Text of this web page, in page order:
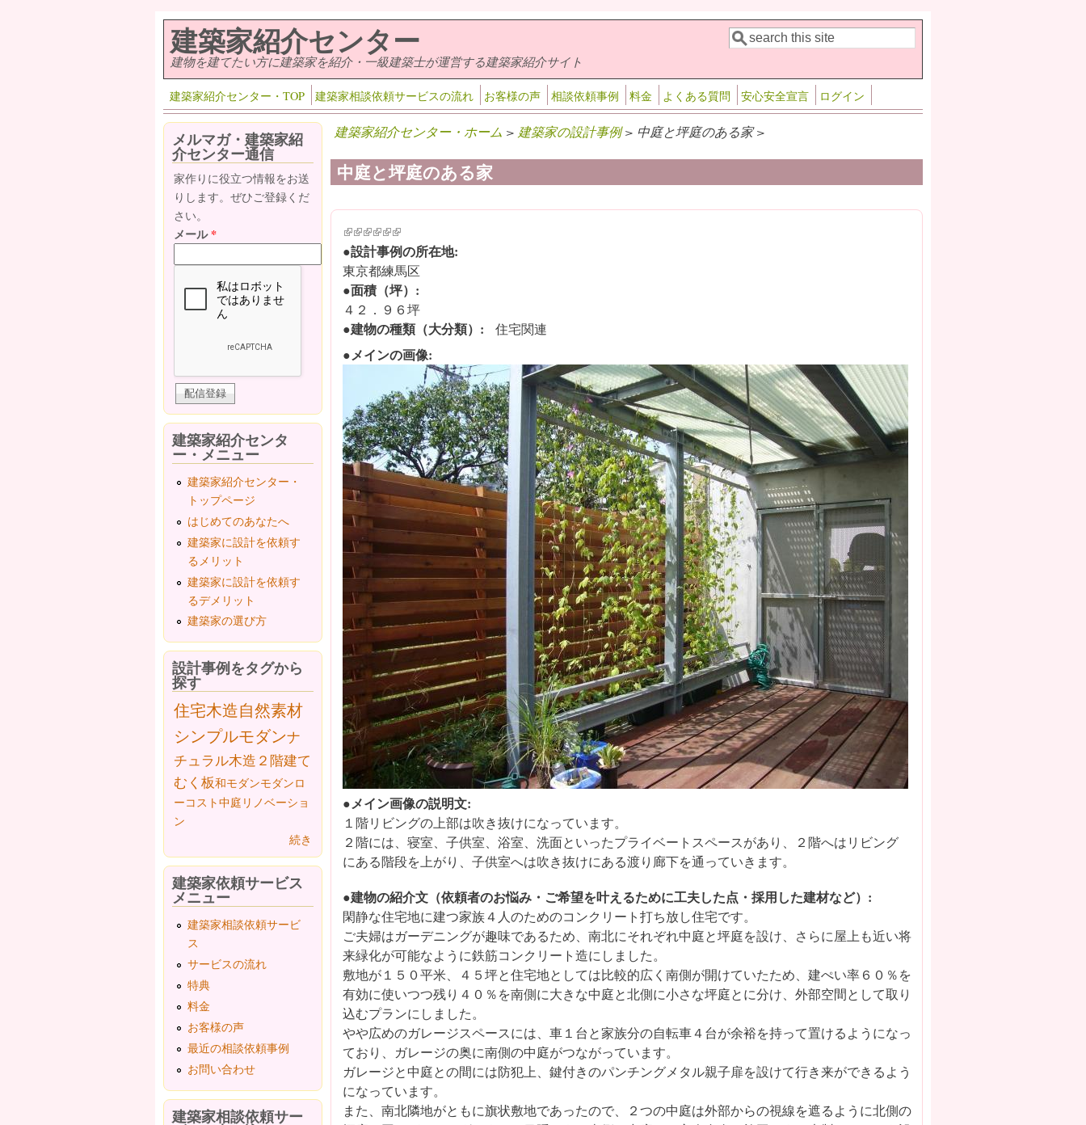
建築家紹介センター
建物を建てたい方に建築家を紹介・一級建築士が運営する建築家紹介サイト 検索フォーム
検索
建築家紹介センター・TOP 建築家相談依頼サービスの流れ お客様の声 相談依頼事例 料金 よくある質問 安心安全宣言 ログイン
建築家紹介センター・ホーム > 建築家の設計事例> 中庭と坪庭のある家 >
中庭と坪庭のある家
(link is external)
(link is external)
(link is external)
(link is external)
(link is external)
(link is external)
●設計事例の所在地:
東京都練馬区
●面積（坪）:
４２．９６坪
●建物の種類（大分類）: 住宅関連
●メインの画像:
●メイン画像の説明文:
１階リビングの上部は吹き抜けになっています。
２階には、寝室、子供室、浴室、洗面といったプライベートスペースがあり、２階へはリビング
にある階段を上がり、子供室へは吹き抜けにある渡り廊下を通っていきます。
●建物の紹介文（依頼者のお悩み・ご希望を叶えるために工夫した点・採用した建材など）:
閑静な住宅地に建つ家族４人のためのコンクリート打ち放し住宅です。
ご夫婦はガーデニングが趣味であるため、南北にそれぞれ中庭と坪庭を設け、さらに屋上も近い将
来緑化が可能なように鉄筋コンクリート造にしました。
敷地が１５０平米、４５坪と住宅地としては比較的広く南側が開けていたため、建ぺい率６０％を
有効に使いつつ残り４０％を南側に大きな中庭と北側に小さな坪庭とに分け、外部空間として取り
込むプランにしました。
やや広めのガレージスペースには、車１台と家族分の自転車４台が余裕を持って置けるようになっ
ており、ガレージの奥に南側の中庭がつながっています。
ガレージと中庭との間には防犯上、鍵付きのパンチングメタル親子扉を設けて行き来ができるよう
になっています。
また、南北隣地がともに旗状敷地であったので、２つの中庭は外部からの視線を遮るように北側の
メルマガ・建築家紹
介センター通信
家作りに役立つ情報をお送
りします。ぜひご登録くだ
さい。
メール*
建築家紹介センタ
ー・メニュー
建築家紹介センター・
トップページ
はじめてのあなたへ
建築家に設計を依頼す
るメリット
建築家に設計を依頼す
るデメリット
建築家の選び方
設計事例をタグから
探す
住宅木造自然素材
シンプルモダンナ
チュラル木造２階建て
むく板和モダンモダンロ
ーコスト中庭 リノベーショ
ン
続き
建築家依頼サービス
メニュー
建築家相談依頼サービ
ス
サービスの流れ
特典
料金
お客様の声
最近の相談依頼事例
お問い合わせ
建築家相談依頼サー